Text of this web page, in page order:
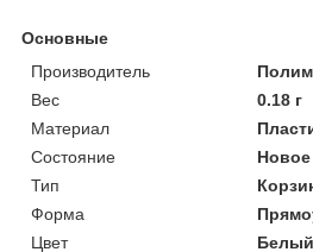
Основные
Производитель
Вес
0.18 г
Материал
Состояние
Новое
Тип
Форма
Цвет
Белый